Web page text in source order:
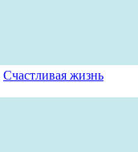
Счастливая жизнь